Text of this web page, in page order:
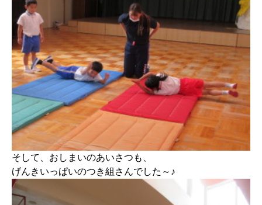
そして、おしまいのあいさつも、
げんきいっぱいのつき組さんでした～♪